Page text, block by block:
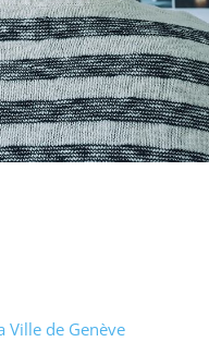
Ville de Genève